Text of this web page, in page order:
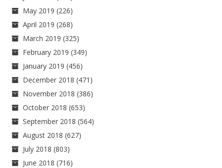
May 2019 (226)
April 2019 (268)
March 2019 (325)
February 2019 (349)
January 2019 (456)
December 2018 (471)
November 2018 (386)
October 2018 (653)
September 2018 (564)
August 2018 (627)
July 2018 (803)
June 2018 (716)